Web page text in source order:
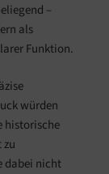
–
als
Funktion.
würden
historische
dabei nicht